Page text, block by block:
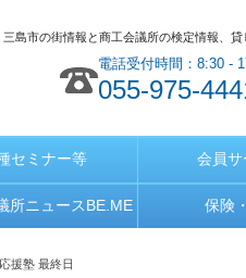
三島市の街情報と商工会議所の検定情報、
電話受付時間：8:30 -
055-975-
セミナー等 会員サ
所ニュースBE.ME 保険
援塾 最終日